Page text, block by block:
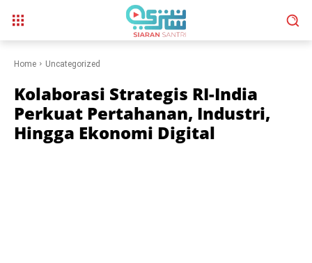
Home Uncategorized
Kolaborasi Strategis RI-India
Perkuat Pertahanan, Industri,
Hingga Ekonomi Digital